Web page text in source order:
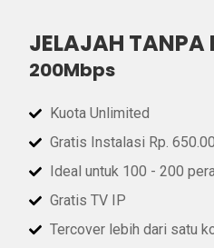
JELAJAH TANPA
200Mbps
Kuota Unlimited
Gratis Instalasi Rp.
Ideal untuk 100 - 200
Gratis TV IP
Tercover lebih dari satu